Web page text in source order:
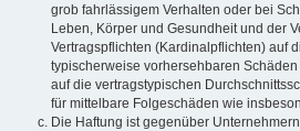
grob fahrlässigem Verhalten oder bei
Leben, Körper und Gesundheit und der
Vertragspflichten (Kardinalpflichten) auf
typischerweise vorhersehbaren
auf die vertragstypischen
für mittelbare Folgeschäden wie
Die Haftung ist gegenüber